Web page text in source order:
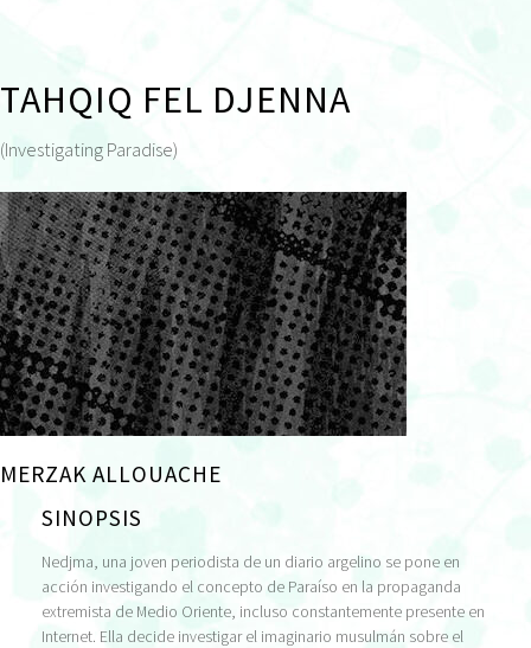
TAHQIQ FEL DJENNA
(Investigating Paradise)
MERZAK ALLOUACHE
SINOPSIS
Nedjma, una joven periodista de un diario argelino se pone en
acción investigando el concepto de Paraíso en la propaganda
extremista de Medio Oriente, incluso constantemente presente en
Internet. Ella decide investigar el imaginario musulmán sobre el